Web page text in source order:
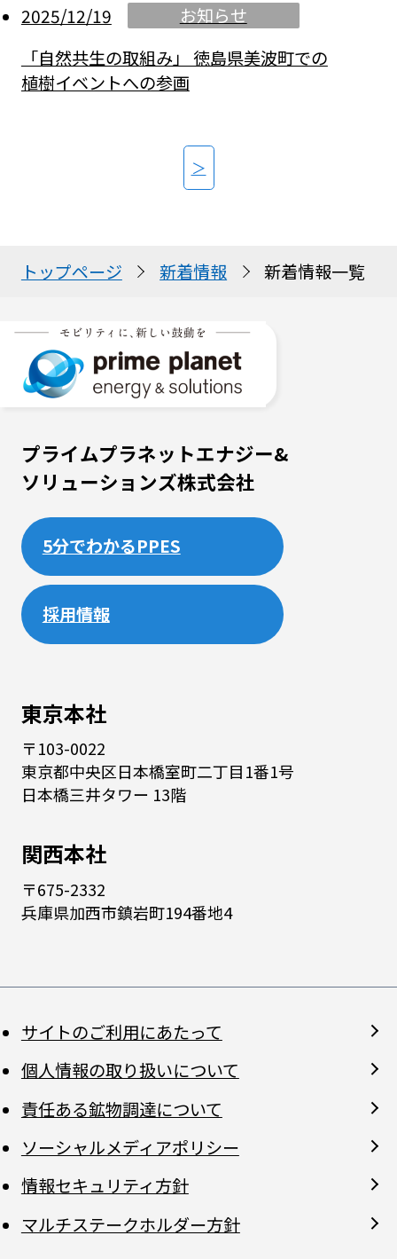
2025/12/19
お知らせ
「自然共生の取組み」 徳島県美波町での
植樹イベントへの参画
＞
トップページ 新着情報 新着情報一覧
東京本社
〒103-0022
東京都中央区日本橋室町二丁目1番1号
日本橋三井タワー 13階
関西本社
〒675-2332
兵庫県加西市鎮岩町194番地4
プライムプラネットエナジー&
ソリューションズ株式会社
5分でわかるPPES
採用情報
サイトのご利用にあたって
個人情報の取り扱いについて
責任ある鉱物調達について
ソーシャルメディアポリシー
情報セキュリティ方針
マルチステークホルダー方針